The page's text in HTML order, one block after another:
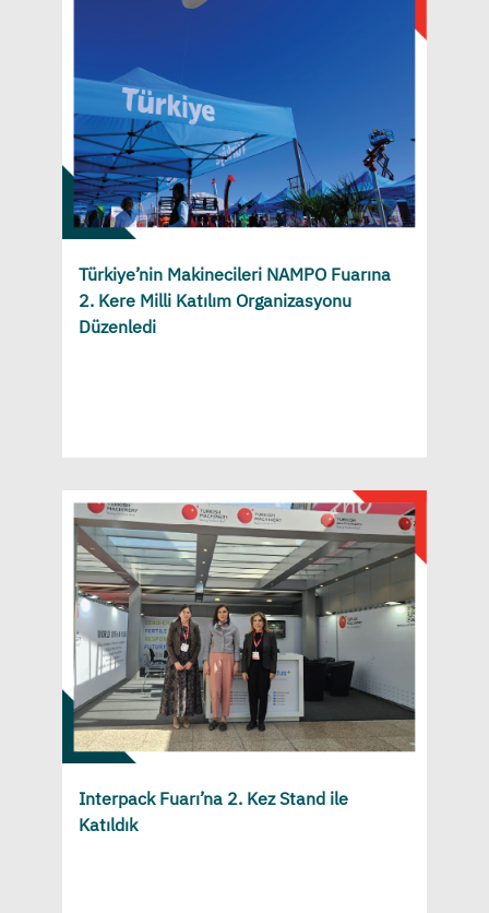
Türkiye’nin Makinecileri NAMPO Fuarına
2. Kere Milli Katılım Organizasyonu
Düzenledi
Interpack Fuarı’na 2. Kez Stand ile
Katıldık